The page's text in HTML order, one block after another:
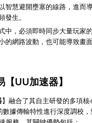
智慧避開壅塞的線路，進而
發生。
中，必須即時同步大量玩家
的網路波動，也可能導致畫
【UU加速器】
】融合了其自主研發的多項
數據傳輸特性進行深度調校